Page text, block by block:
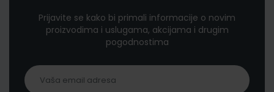
Prijavite se kako bi primali informacije o novim
proizvodima i uslugama, akcijama i drugim
pogodnostima